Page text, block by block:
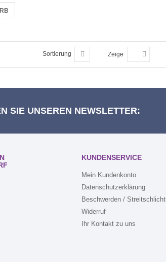
Sortierung Zeige
SIE UNSEREN NEWSLETTER:
KUNDENSERVICE
Mein Kundenkonto
Datenschutzerklärung
Beschwerden /
Widerruf
Ihr Kontakt zu uns